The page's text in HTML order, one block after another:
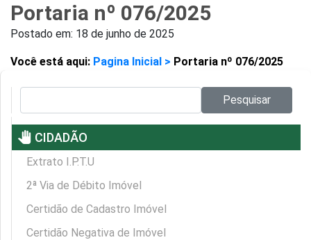
Portaria nº 076/2025
Postado em: 18 de junho de 2025
Você está aqui: Pagina Inicial > Portaria nº 076/2025
Pesquisar
pan_tool CIDADÃO
Extrato I.P.T.U
2ª Via de Débito Imóvel
Certidão de Cadastro Imóvel
Certidão Negativa de Imóvel